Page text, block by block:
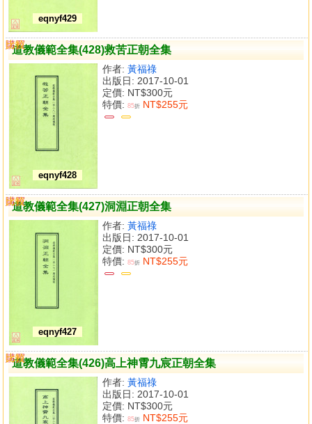
eqnyf429
道教儀範全集(428)救苦正朝全集
eqnyf428
作者: 黃福祿
出版日: 2017-10-01
定價: NT$300元
特價: 85折 NT$255元
購買
比較
道教儀範全集(427)洞淵正朝全集
eqnyf427
作者: 黃福祿
出版日: 2017-10-01
定價: NT$300元
特價: 85折 NT$255元
購買
比較
道教儀範全集(426)高上神霄九宸正朝全集
作者: 黃福祿
出版日: 2017-10-01
定價: NT$300元
特價: 85折 NT$255元
購買
比較